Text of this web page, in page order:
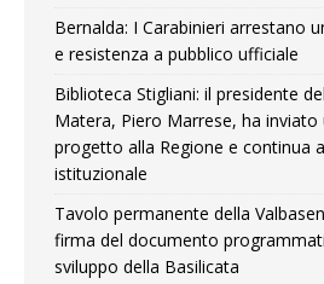
Bernalda: I Carabinieri arrestano
e resistenza a pubblico ufficiale
Biblioteca Stigliani: il presidente
Matera, Piero Marrese, ha
progetto alla Regione e continua
istituzionale
Tavolo permanente della
firma del documento
sviluppo della Basilicata